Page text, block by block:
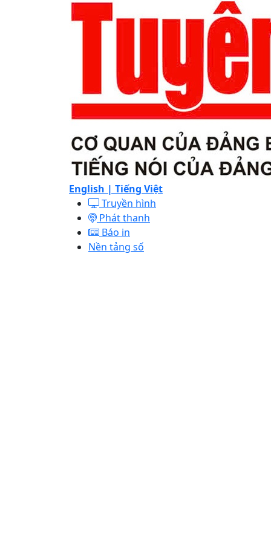
English | Tiếng Việt
Truyền hình
Phát thanh
Báo in
Nền tảng số